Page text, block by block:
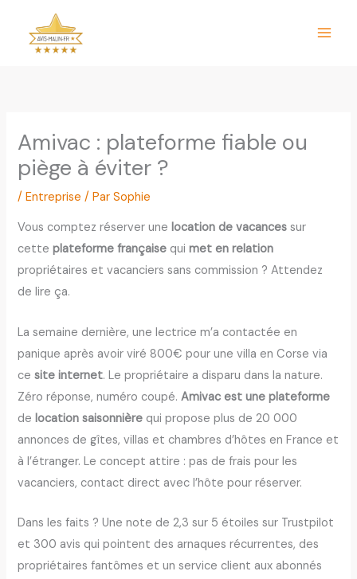
contenu
Amivac : plateforme fiable ou
piège à éviter ?
/Entreprise / ParSophie
Vous comptez réserver unelocation de vacances sur
cetteplateforme française quimet en relation
propriétaires et vacanciers sans commission ? Attendez
de lire ça.
La semaine dernière, une lectrice m’a contactée en
panique après avoir viré 800€ pour une villa en Corse via
cesite internet. Le propriétaire a disparu dans la nature.
Zéro réponse, numéro coupé.Amivac est une plateforme
de location saisonnière qui propose plus de 20 000
annonces de gîtes, villas et chambres d’hôtes en France et
à l’étranger. Le concept attire : pas de frais pour les
vacanciers, contact direct avec l’hôte pour réserver.
Dans les faits ? Une note de 2,3 sur 5 étoiles sur Trustpilot
et 300 avis qui pointent des arnaques récurrentes, des
propriétaires fantômes et un service client aux abonnés